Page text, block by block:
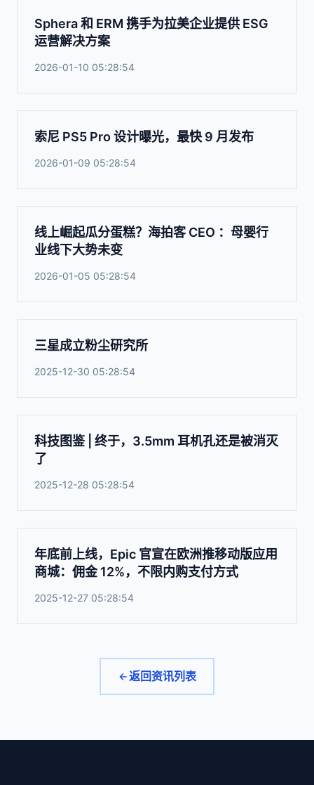
Sphera 和 ERM 携手为拉美企业提供 ESG
运营解决方案
2026-01-10 05:28:54
索尼 PS5 Pro 设计曝光，最快 9 月发布
2026-01-09 05:28:54
线上崛起瓜分蛋糕？海拍客 CEO ：母婴行
业线下大势未变
2026-01-05 05:28:54
三星成立粉尘研究所
2025-12-30 05:28:54
科技图鉴 | 终于，3.5mm 耳机孔还是被消灭
了
2025-12-28 05:28:54
年底前上线，Epic 官宣在欧洲推移动版应用
商城：佣金 12%，不限内购支付方式
2025-12-27 05:28:54
返回资讯列表